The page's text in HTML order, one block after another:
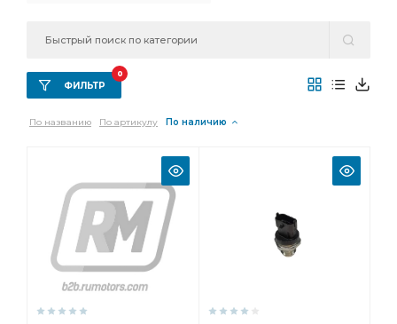
ФИЛЬТР
0
По названию По артикулу По наличию